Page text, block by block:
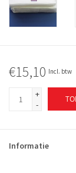
€15,10 Incl. btw
+
-
Informatie